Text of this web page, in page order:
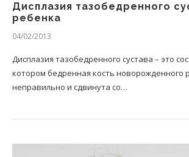
Дисплазия тазобедренного
ребенка
04/02/2013
Дисплазия тазобедренного сустава – это
котором бедренная кость новорожденного
неправильно и сдвинута со…